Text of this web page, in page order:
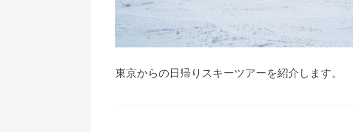
東京からの日帰りスキーツアーを紹介します。